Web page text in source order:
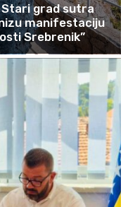
grad sutra
manifestaciju
Srebrenik”